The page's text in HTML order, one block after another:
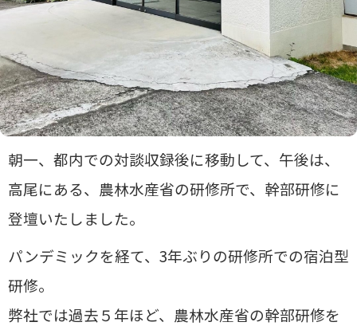
朝一、都内での対談収録後に移動して、午後は、
高尾にある、農林水産省の研修所で、幹部研修に
登壇いたしました。
パンデミックを経て、3年ぶりの研修所での宿泊型
研修。
弊社では過去５年ほど、農林水産省の幹部研修を